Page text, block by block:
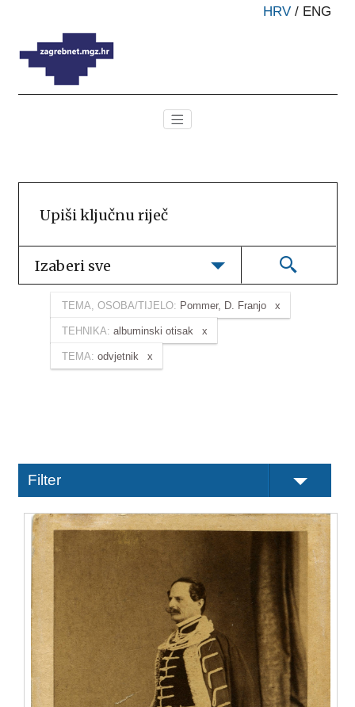
HRV / ENG
Izaberi sve
TEMA, OSOBA/TIJELO: Pommer, D. Franjo
TEHNIKA: albuminski otisak
TEMA: odvjetnik
Filter